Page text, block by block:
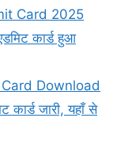
Card 2025
कार्ड हुआ
Download
कार्ड जारी, यहाँ से